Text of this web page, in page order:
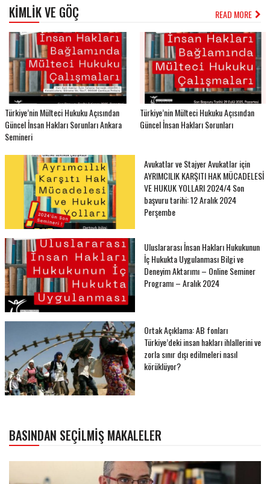
KIMLIK VE GÖÇ READ MORE
Türkiye’nin Mülteci Hukuku Açısından
Güncel İnsan Hakları Sorunları Ankara
Semineri
Türkiye’nin Mülteci Hukuku Açısından
Güncel İnsan Hakları Sorunları
Avukatlar ve Stajyer Avukatlar için
AYRIMCILIK KARŞITI HAK MÜCADELESİ
VE HUKUK YOLLARI 2024/4 Son
başvuru tarihi: 12 Aralık 2024
Perşembe
Uluslararası İnsan Hakları Hukukunun
İç Hukukta Uygulanması Bilgi ve
Deneyim Aktarımı – Online Seminer
Programı – Aralık 2024
Ortak Açıklama: AB fonları
Türkiye’deki insan hakları ihlallerini ve
zorla sınır dışı edilmeleri nasıl
körüklüyor?
BASINDAN SEÇILMIŞ MAKALELER